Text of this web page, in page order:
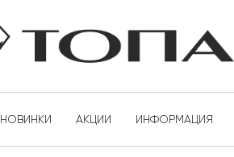
НОВИНКИ АКЦИИ ИНФОРМАЦИЯ